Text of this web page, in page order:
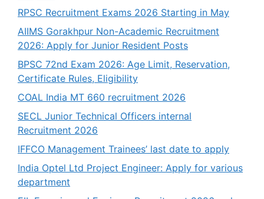
RPSC Recruitment Exams 2026 Starting in May
AIIMS Gorakhpur Non-Academic Recruitment
2026: Apply for Junior Resident Posts
BPSC 72nd Exam 2026: Age Limit, Reservation,
Certificate Rules, Eligibility
COAL India MT 660 recruitment 2026
SECL Junior Technical Officers internal
Recruitment 2026
IFFCO Management Trainees’ last date to apply
India Optel Ltd Project Engineer: Apply for various
department